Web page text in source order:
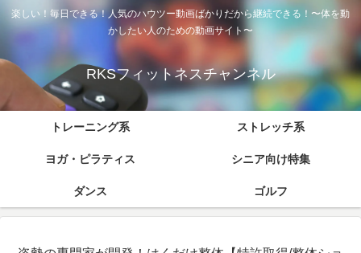
楽しい！毎日できる！人気のハウツー動画ばかりだから継続できる！〜体を動
かしたい人のための動画サイト〜
RKSフィットネスチャンネル
トレーニング系 ストレッチ系
ヨガ・ピラティス シニア向け特集
ダンス ゴルフ